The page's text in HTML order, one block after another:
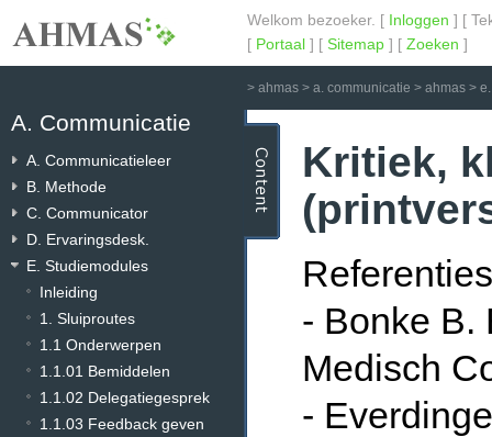
Welkom bezoeker. [ Inloggen ] [
[ Portaal ] [ Sitemap ] [ Zoeken ]
> ahmas > a. communicatie > ahmas >
A. Communicatie
A. Communicatieleer
B. Methode
C. Communicator
D. Ervaringsdesk.
E. Studiemodules
Inleiding
1. Sluiproutes
1.1 Onderwerpen
1.1.01 Bemiddelen
1.1.02 Delegatiegesprek
1.1.03 Feedback geven
Kritiek,
- Bonke B.
Medisch
-